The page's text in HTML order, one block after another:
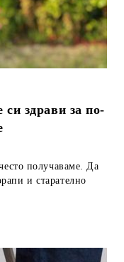
здрави за по-
получаваме. Да
и старателно